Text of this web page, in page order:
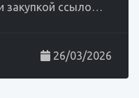
закупкой ссыло…
26/03/2026